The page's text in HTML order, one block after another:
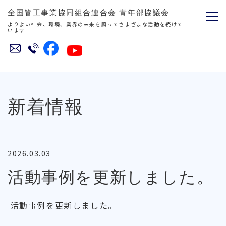
全国管工事業協同組合連合会青年部協議会
よりよい社会、環境、業界の未来を願ってさまざまな活動を続けて
います
新着情報
2026.03.03
活動事例を更新しました。
活動事例を更新しました。